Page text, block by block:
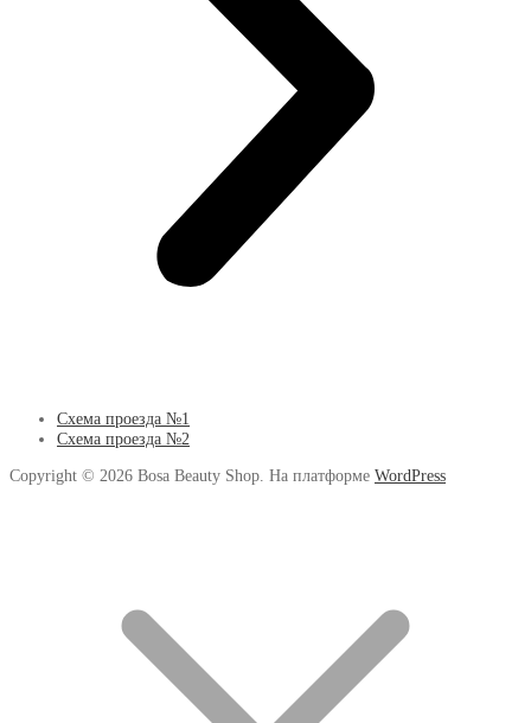
Схема проезда №1
Схема проезда №2
Copyright © 2026 Bosa Beauty Shop. На платформе WordPress